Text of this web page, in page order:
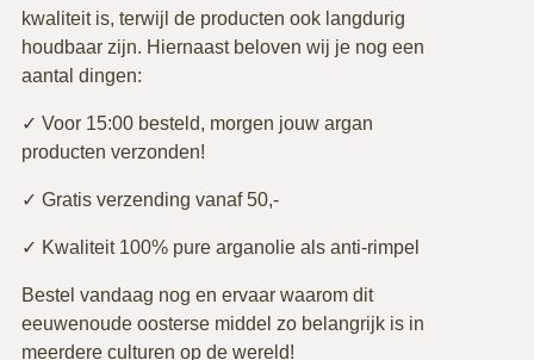
kwaliteit is, terwijl de producten ook langdurig
houdbaar zijn. Hiernaast beloven wij je nog een
aantal dingen:
✓ Voor 15:00 besteld, morgen jouw argan
producten verzonden!
✓ Gratis verzending vanaf 50,-
✓ Kwaliteit 100% pure arganolie als anti-rimpel
Bestel vandaag nog en ervaar waarom dit
eeuwenoude oosterse middel zo belangrijk is in
meerdere culturen op de wereld!